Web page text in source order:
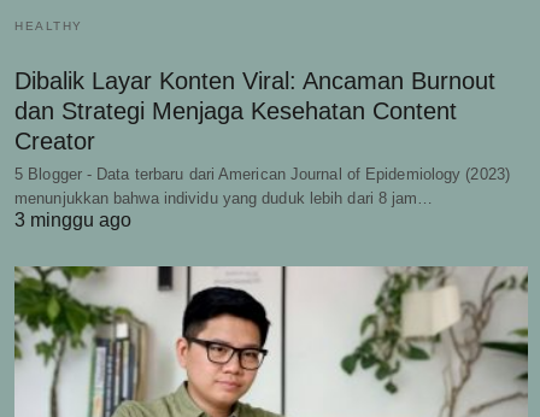
HEALTHY
Dibalik Layar Konten Viral: Ancaman Burnout
dan Strategi Menjaga Kesehatan Content
Creator
5 Blogger - Data terbaru dari American Journal of Epidemiology (2023)
menunjukkan bahwa individu yang duduk lebih dari 8 jam…
3 minggu ago